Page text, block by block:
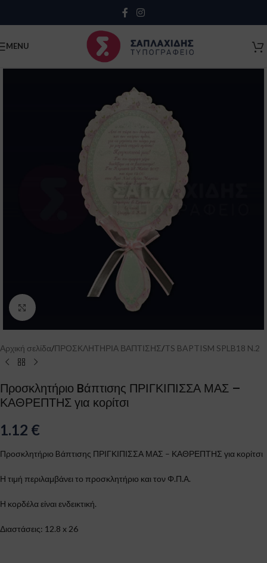
Κλείσιμο
MENU
Click to enlarge
Αρχική σελίδα/ΠΡΟΣΚΛΗΤΗΡΙΑ ΒΑΠΤΙΣΗΣ/TS BAPTISM SPLB18 N.2
Προσκλητήριο Bάπτισης ΠΡΙΓΚΙΠΙΣΣΑ ΜΑΣ –
ΚΑΘΡΕΠΤΗΣ για κορίτσι
1.12 €
Προσκλητήριο Bάπτισης ΠΡΙΓΚΙΠΙΣΣΑ ΜΑΣ – ΚΑΘΡΕΠΤΗΣ για κορίτσι
Η τιμή περιλαμβάνει το προσκλητήριο και τον Φ.Π.Α.
Η κορδέλα είναι ενδεικτική.
Διαστάσεις: 12.8 x 26